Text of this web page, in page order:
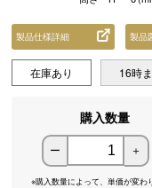
製品仕様詳細 製品
在庫あり 16時
購入数量
ー ＋
※購入数量によって、 単価が変わ